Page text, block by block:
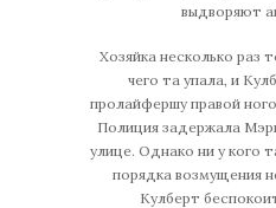
выдворяют
Хозяйка несколько раз
чего та упала, и
пролайфершу правой
Полиция задержала
улице. Однако ни у кого
порядка возмущения
Кулберт